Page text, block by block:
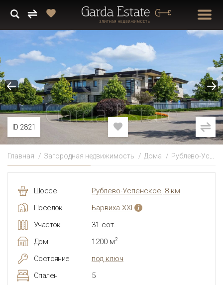
ID 2821
Главная Загородная недвижимость Дома Рублево-Успенское
Шоссе
Рублево-Успенское, 8 км
Посёлок
Барвиха XXI i
Участок
31 сот.
Дом
1200 м2
Состояние
под ключ
Спален
5